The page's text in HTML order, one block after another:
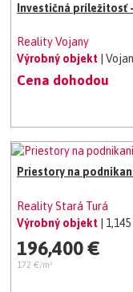
Investičná príležitosť
Reality Vojany
Výrobný objekt
|
Cena dohodou
Priestory na
Reality Stará Turá
Výrobný objekt | 1,145
196,400 €
172 €/m²